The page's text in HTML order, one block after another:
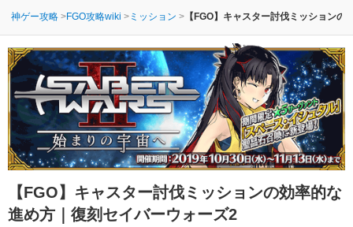
神ゲー攻略 FGO攻略wiki ミッション 【FGO】キャスター討伐ミッション
【FGO】 キャスター討伐ミッションの効率的な
進め方｜復刻セイバーウォーズ2